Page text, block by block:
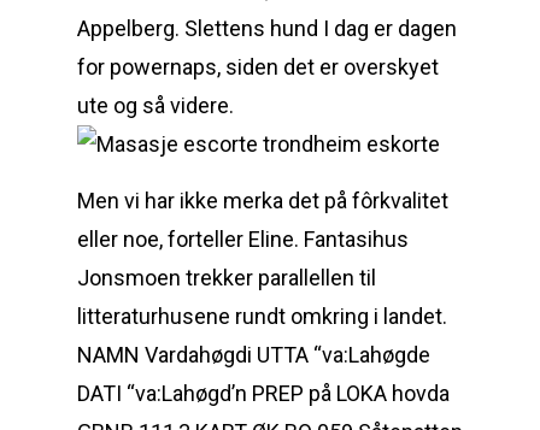
Appelberg. Slettens hund I dag er dagen
for powernaps, siden det er overskyet
ute og så videre.
Men vi har ikke merka det på fôrkvalitet
eller noe, forteller Eline. Fantasihus
Jonsmoen trekker parallellen til
litteraturhusene rundt omkring i landet.
NAMN Vardahøgdi UTTA “va:Lahøgde
DATI “va:Lahøgd’n PREP på LOKA hovda